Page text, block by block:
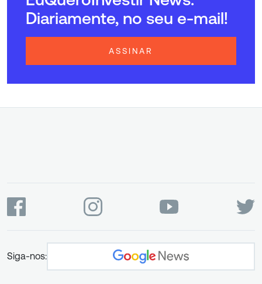
Diariamente, no seu e-mail!
ASSINAR
Siga-nos: